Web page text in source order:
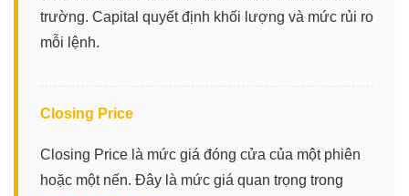
trường. Capital quyết định khối lượng và mức rủi ro
mỗi lệnh.
Closing Price
Closing Price là mức giá đóng cửa của một phiên
hoặc một nến. Đây là mức giá quan trọng trong